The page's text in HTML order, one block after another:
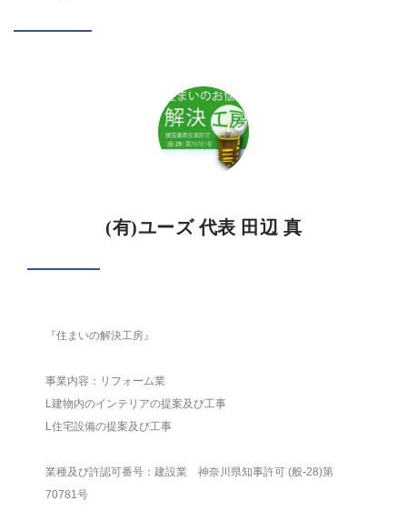
(有)ユーズ 代表 田辺 真
『住まいの解決工房』
事業内容：リフォーム業
L建物内のインテリアの提案及び工事
L住宅設備の提案及び工事
業種及び許認可番号：建設業 神奈川県知事許可 (般-28)第
70781号